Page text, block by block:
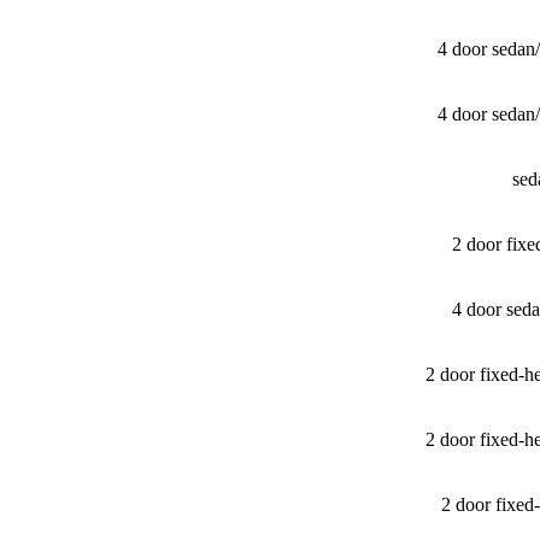
4 door
4 door
2 door
4 door
2 door fixed-
2 door fixed-
2 door